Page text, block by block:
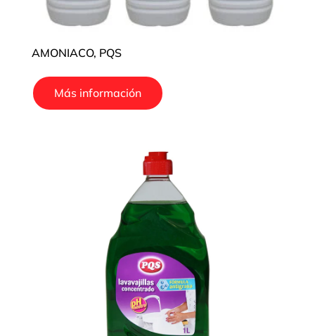
AMONIACO, PQS
Más información